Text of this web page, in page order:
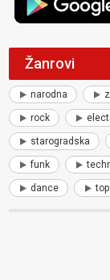
Žanrovi
narodna
rock
starogradska
funk
dance